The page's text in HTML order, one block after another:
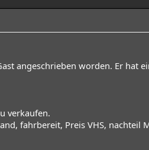
angeschrieben worden. Er hat
verkaufen.
fahrbereit, Preis VHS, nachteil